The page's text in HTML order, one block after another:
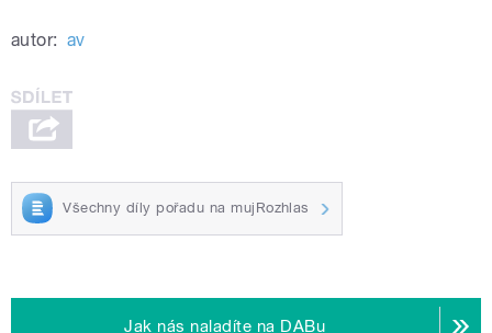
autor: av
Všechny díly pořadu na mujRozhlas
Jak nás naladíte na DABu